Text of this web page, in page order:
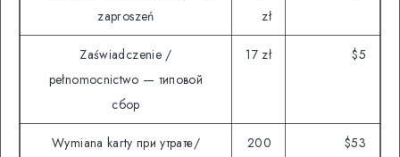
zaproszeń
zł
Zaświadczenie /
pełnomocnictwo — типовой
сбор
17 zł $5
Wymiana karty при утрате/
200
$53